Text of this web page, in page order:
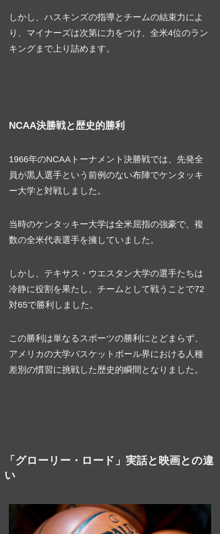
しかし、ハスキンズの指導とチームの結束力によ
り、マイナーズは次第に力をつけ、全米4位のラン
キングまで上り詰めます。
NCAA決勝戦と歴史的勝利
1966年のNCAAトーナメント決勝戦では、先発全
員が黒人選手という前例のない布陣でケンタッキ
ー大学と対戦しました。
当時のケンタッキー大学は全米屈指の強豪で、複
数の全米代表選手を擁していました。
しかし、テキサス・ウエスタン大学の選手たちは
冷静に役割を果たし、チームとして戦うことで72
対65で勝利しました。
この勝利は単なるスポーツの勝利にとどまらず、
アメリカの大学バスケットボール界における人種
差別の慣習に挑戦した歴史的瞬間となりました。
「グローリー・ロード」実話と映画との違
い